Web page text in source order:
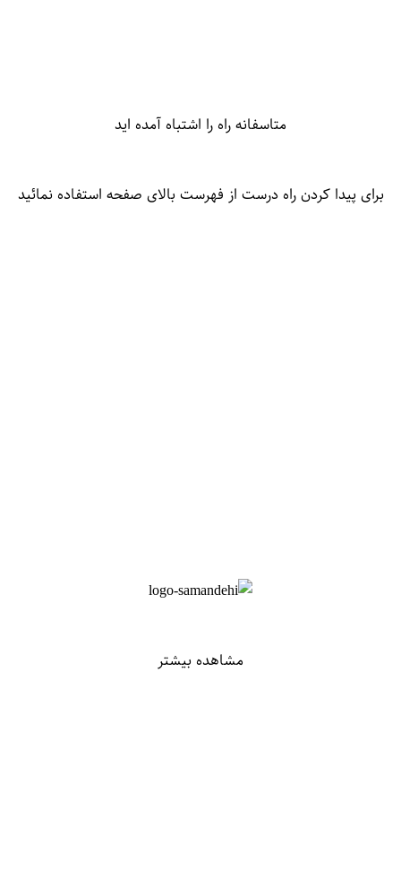
متاسفانه راه را اشتباه آمده اید
برای پیدا کردن راه درست از فهرست بالای صفحه استفاده نمائید
مشاهده بیشتر